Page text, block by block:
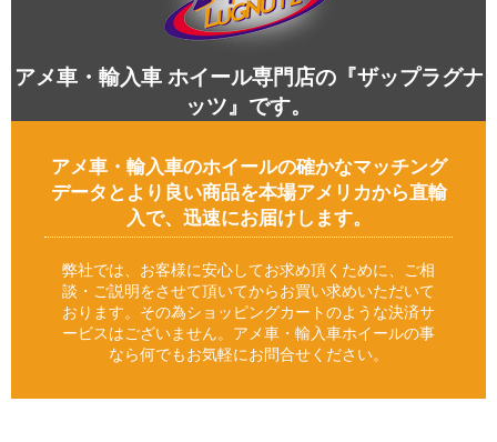
アメ車・輸入車 ホイール専門店の『ザップラグナ
ッツ』です。
アメ車・輸入車のホイールの確かなマッチング
データとより良い商品を本場アメリカから直輸
入で、迅速にお届けします。
弊社では、お客様に安心してお求め頂くために、ご相
談・ご説明をさせて頂いてからお買い求めいただいて
おります。その為ショッピングカートのような決済サ
ービスはございません。アメ車・輸入車ホイールの事
なら何でもお気軽にお問合せください。